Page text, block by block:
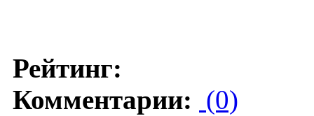
Рейтинг:
Комментарии: (0)